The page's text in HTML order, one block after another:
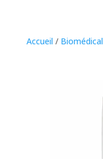
Accueil / Biomédical